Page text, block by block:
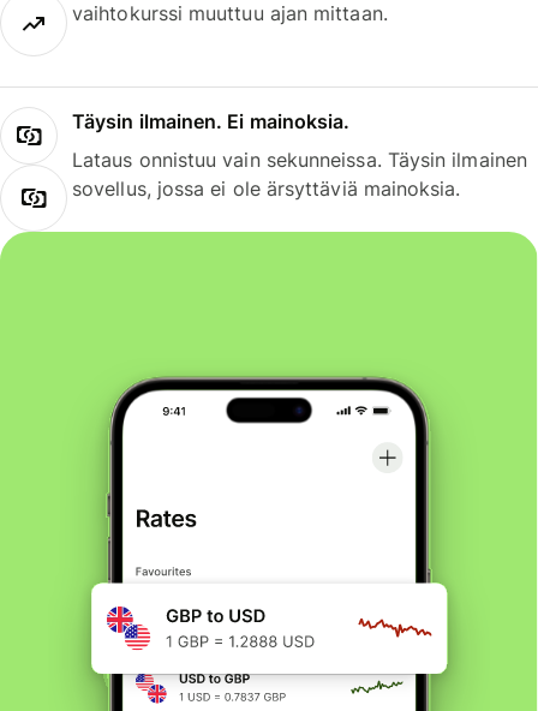
vaihtokurssi muuttuu ajan mittaan.
Täysin ilmainen. Ei mainoksia.
Lataus onnistuu vain sekunneissa. Täysin ilmainen
sovellus, jossa ei ole ärsyttäviä mainoksia.